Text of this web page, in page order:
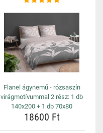
Flanel ágynemű - rózsaszín
virágmotívummal 2 rész: 1 db
140x200 + 1 db 70x80
18600 Ft